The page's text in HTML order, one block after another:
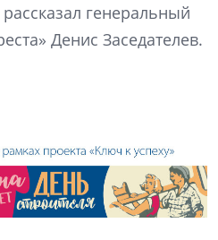
генеральный
Денис Заседателев.